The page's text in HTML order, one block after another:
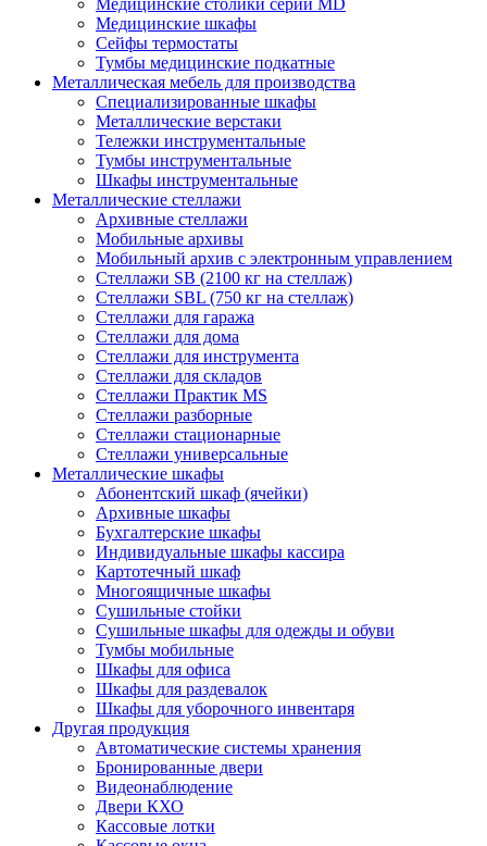
Медицинские шкафы
Сейфы термостаты
Тумбы медицинские подкатные
Металлическая мебель для производства
Cпециализированные шкафы
Металлические верстаки
Тележки инструментальные
Тумбы инструментальные
Шкафы инструментальные
Металлические стеллажи
Архивные стеллажи
Мобильные архивы
Мобильный архив с электронным управлением
Стеллажи SB (2100 кг на стеллаж)
Стеллажи SBL (750 кг на стеллаж)
Стеллажи для гаража
Стеллажи для дома
Стеллажи для инструмента
Стеллажи для складов
Стеллажи Практик MS
Стеллажи разборные
Стеллажи стационарные
Стеллажи универсальные
Металлические шкафы
Абонентский шкаф (ячейки)
Архивные шкафы
Бухгалтерские шкафы
Индивидуальные шкафы кассира
Картотечный шкаф
Многоящичные шкафы
Сушильные стойки
Сушильные шкафы для одежды и обуви
Тумбы мобильные
Шкафы для офиса
Шкафы для раздевалок
Шкафы для уборочного инвентаря
Другая продукция
Автоматические системы хранения
Бронированные двери
Видеонаблюдение
Двери КХО
Кассовые лотки